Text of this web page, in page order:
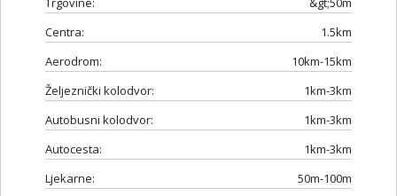
Centra:
1.5km
Aerodrom:
10km-15km
Željeznički kolodvor:
1km-3km
Autobusni kolodvor:
1km-3km
Autocesta:
1km-3km
Ljekarne:
50m-100m